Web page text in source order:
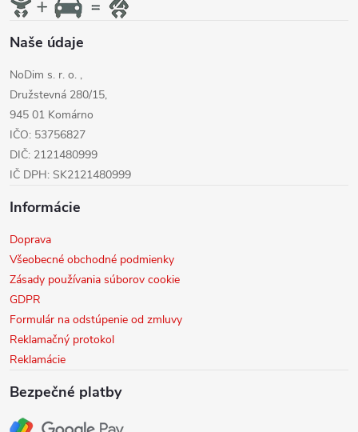
e
Naše údaje
NoDim s. r. o. ,
Družstevná 280/15,
945 01 Komárno
IČO: 53756827
DIČ: 2121480999
IČ DPH: SK2121480999
Informácie
Doprava
Všeobecné obchodné podmienky
Zásady používania súborov cookie
GDPR
Formulár na odstúpenie od zmluvy
Reklamačný protokol
Reklamácie
Bezpečné platby